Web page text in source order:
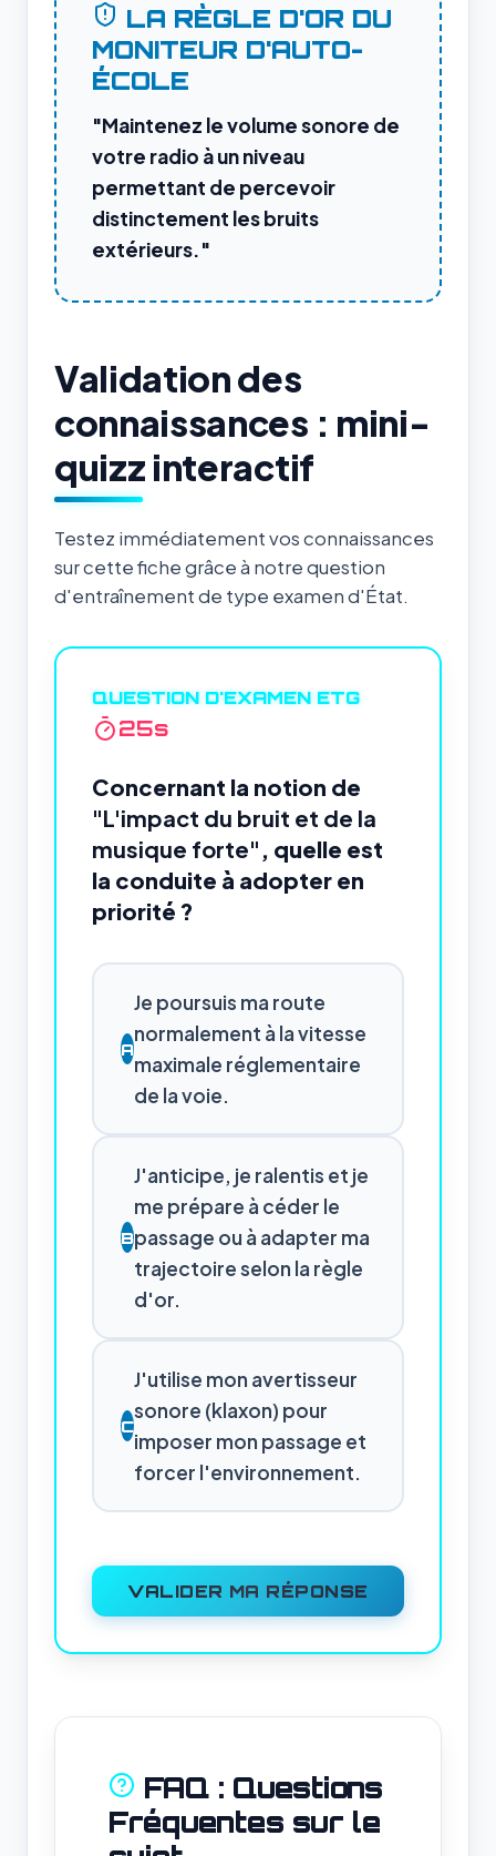
LA RÈGLE D'OR DU
MONITEUR D'AUTO-
ÉCOLE
"Maintenez le volume sonore de
votre radio à un niveau
permettant de percevoir
distinctement les bruits
extérieurs."
Validation des
connaissances : mini-
quizz interactif
Testez immédiatement vos connaissances
sur cette fiche grâce à notre question
d'entraînement de type examen d'État.
QUESTION D'EXAMEN ETG
24s
Concernant la notion de
"L'impact du bruit et de la
musique forte" , quelle est
la conduite à adopter en
priorité ?
A
Je poursuis ma route
normalement à la vitesse
maximale réglementaire
de la voie.
B
J'anticipe, je ralentis et je
me prépare à céder le
passage ou à adapter ma
trajectoire selon la règle
d'or.
C
J'utilise mon avertisseur
sonore (klaxon) pour
imposer mon passage et
forcer l'environnement.
VALIDER MA RÉPONSE
FAQ : Questions
Fréquentes sur le